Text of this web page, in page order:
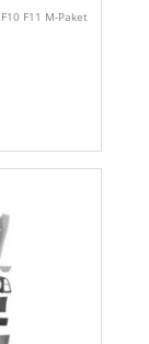
F11 M-Paket